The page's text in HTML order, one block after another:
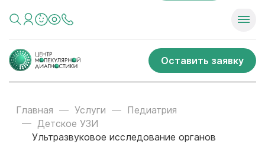
Оставить заявку
Главная Услуги
Педиатрия
Детское УЗИ
Ультразвуковое исследование органов